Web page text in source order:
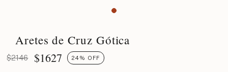
Aretes de Cruz Gótica
$2146 $1627 24% OFF